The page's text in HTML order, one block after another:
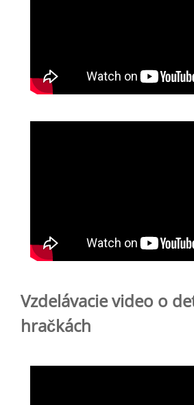
Vzdelávacie video o
hračkách